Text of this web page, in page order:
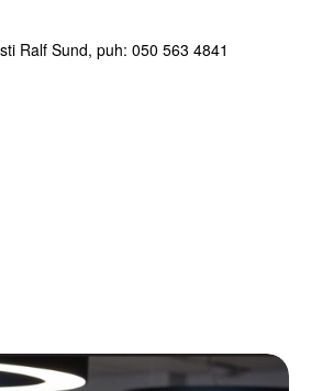
Ralf Sund, puh: 050 563 4841